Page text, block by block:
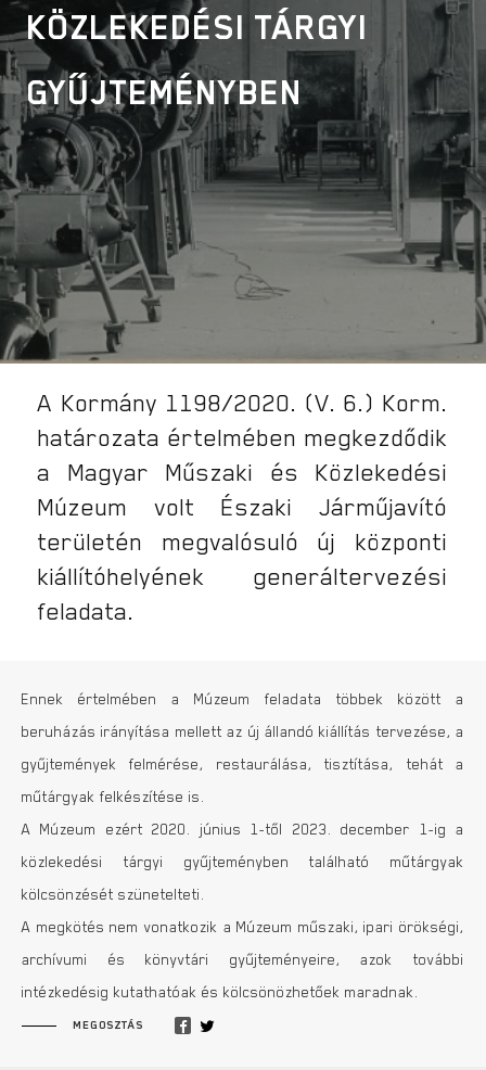
KÖZLEKEDÉSI TÁRGYI
GYŰJTEMÉNYBEN
A Kormány 1198/2020. (V. 6.) Korm.
határozata értelmében megkezdődik
a Magyar Műszaki és Közlekedési
Múzeum volt Északi Járműjavító
területén megvalósuló új központi
kiállítóhelyének generáltervezési
feladata.
Ennek értelmében a Múzeum feladata többek között a
beruházás irányítása mellett az új állandó kiállítás tervezése, a
gyűjtemények felmérése, restaurálása, tisztítása, tehát a
műtárgyak felkészítése is.
A Múzeum ezért 2020. június 1-től 2023. december 1-ig a
közlekedési tárgyi gyűjteményben található műtárgyak
kölcsönzését szünetelteti.
A megkötés nem vonatkozik a Múzeum műszaki, ipari örökségi,
archívumi és könyvtári gyűjteményeire, azok további
intézkedésig kutathatóak és kölcsönözhetőek maradnak.
MEGOSZTÁS